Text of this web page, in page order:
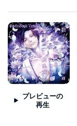
プレビューの
再生